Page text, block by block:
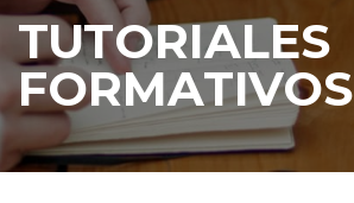
TUTORIALES
FORMATIVOS